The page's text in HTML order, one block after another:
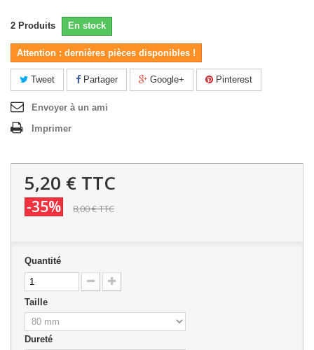
2 Produits En stock
Attention : dernières pièces disponibles !
Tweet Partager Google+ Pinterest
Envoyer à un ami
Imprimer
5,20 € TTC
-35% 8,00 €TTC
Quantité
Taille
Dureté